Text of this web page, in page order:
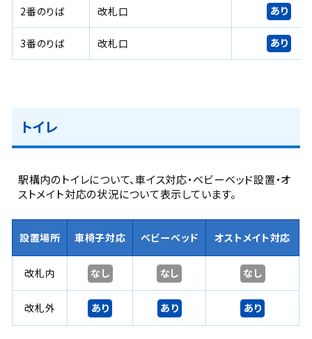
2番のりば 改札口 あり
3番のりば 改札口 あり
トイレ
駅構内のトイレについて、車イス対応・ベビーベッド設置・オ
ストメイト対応の状況について表示しています。
設置場所 車椅子対応 ベビーベッド オストメイト対応
改札内 なし なし なし
改札外 あり あり あり